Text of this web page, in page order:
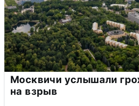
Москвичи услышали
на взрыв